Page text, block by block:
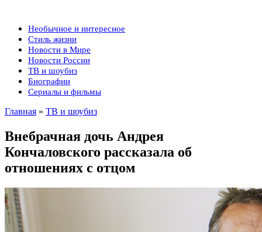
Необычное и интересное
Стиль жизни
Новости в Мире
Новости России
ТВ и шоубиз
Биографии
Сериалы и фильмы
Главная » ТВ и шоубиз
Внебрачная дочь Андрея
Кончаловского рассказала об
отношениях с отцом